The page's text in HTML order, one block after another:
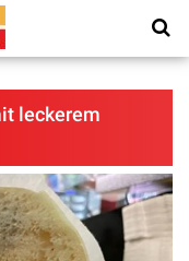
leckerem